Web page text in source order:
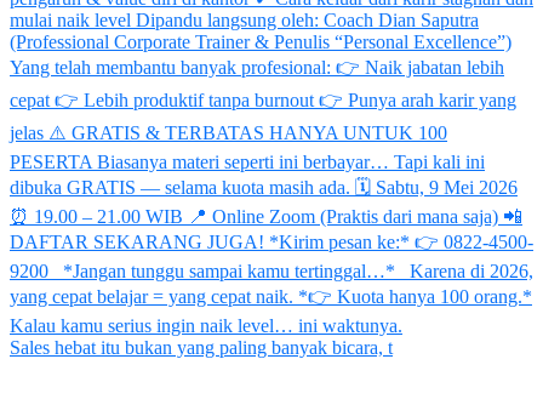
Sales hebat itu bukan yang paling banyak bicara, t